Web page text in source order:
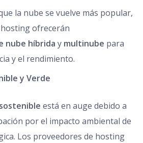
la nube se vuelve más popular,
ofrecerán
nube híbrida y multinube para
y el rendimiento.
y Verde
sostenible está en auge debido a
por el impacto ambiental de
Los proveedores de hosting